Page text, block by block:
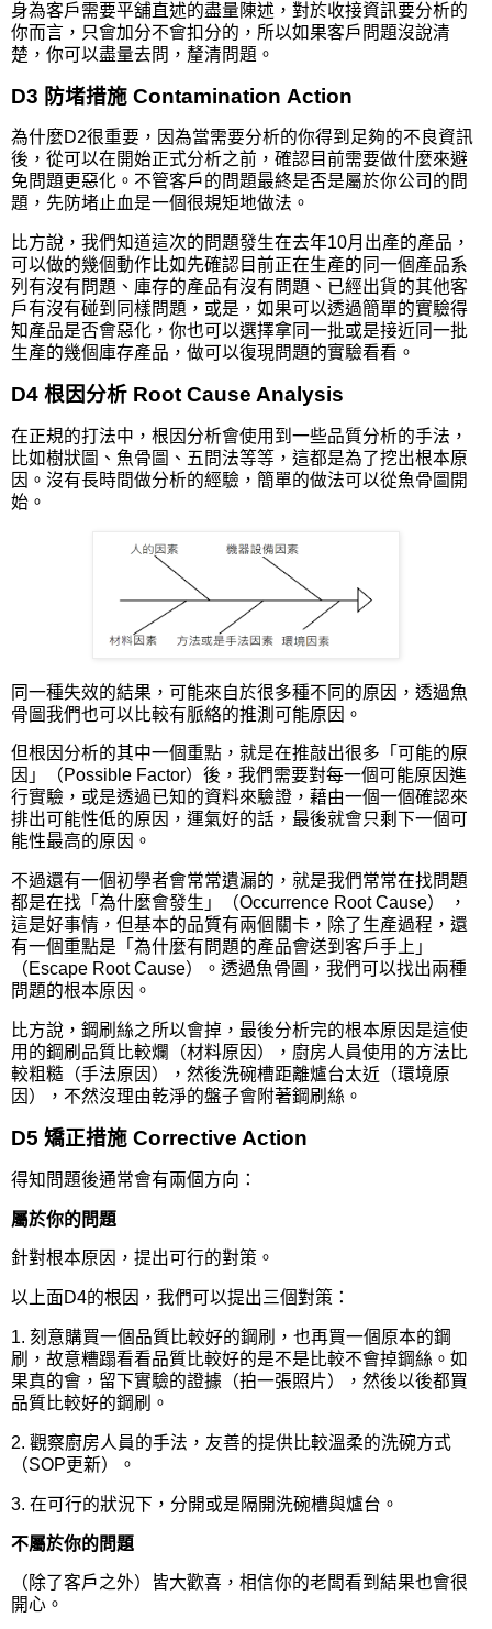
身為客戶需要平舖直述的盡量陳述，對於收接資訊要分析的
你而言，只會加分不會扣分的，所以如果客戶問題沒說清
楚，你可以盡量去問，釐清問題。
D3 防堵措施 Contamination Action
為什麼D2很重要，因為當需要分析的你得到足夠的不良資訊
後，從可以在開始正式分析之前，確認目前需要做什麼來避
免問題更惡化。不管客戶的問題最終是否是屬於你公司的問
題，先防堵止血是一個很規矩地做法。
比方說，我們知道這次的問題發生在去年10月出產的產品，
可以做的幾個動作比如先確認目前正在生產的同一個產品系
列有沒有問題、庫存的產品有沒有問題、已經出貨的其他客
戶有沒有碰到同樣問題，或是，如果可以透過簡單的實驗得
知產品是否會惡化，你也可以選擇拿同一批或是接近同一批
生產的幾個庫存產品，做可以復現問題的實驗看看。
D4 根因分析 Root Cause Analysis
在正規的打法中，根因分析會使用到一些品質分析的手法，
比如樹狀圖、魚骨圖、五問法等等，這都是為了挖出根本原
因。沒有長時間做分析的經驗，簡單的做法可以從魚骨圖開
始。
同一種失效的結果，可能來自於很多種不同的原因，透過魚
骨圖我們也可以比較有脈絡的推測可能原因。
但根因分析的其中一個重點，就是在推敲出很多「可能的原
因」（Possible Factor）後，我們需要對每一個可能原因進
行實驗，或是透過已知的資料來驗證，藉由一個一個確認來
排出可能性低的原因，運氣好的話，最後就會只剩下一個可
能性最高的原因。
不過還有一個初學者會常常遺漏的，就是我們常常在找問題
都是在找「為什麼會發生」（Occurrence Root Cause） ，
這是好事情，但基本的品質有兩個關卡，除了生產過程，還
有一個重點是「為什麼有問題的產品會送到客戶手上」
（Escape Root Cause）。透過魚骨圖，我們可以找出兩種
問題的根本原因。
比方說，鋼刷絲之所以會掉，最後分析完的根本原因是這使
用的鋼刷品質比較爛（材料原因），廚房人員使用的方法比
較粗糙（手法原因），然後洗碗槽距離爐台太近（環境原
因），不然沒理由乾淨的盤子會附著鋼刷絲。
D5 矯正措施 Corrective Action
得知問題後通常會有兩個方向：
屬於你的問題
針對根本原因，提出可行的對策。
以上面D4的根因，我們可以提出三個對策：
1. 刻意購買一個品質比較好的鋼刷，也再買一個原本的鋼
刷，故意糟蹋看看品質比較好的是不是比較不會掉鋼絲。如
果真的會，留下實驗的證據（拍一張照片），然後以後都買
品質比較好的鋼刷。
2. 觀察廚房人員的手法，友善的提供比較溫柔的洗碗方式
（SOP更新）。
3. 在可行的狀況下，分開或是隔開洗碗槽與爐台。
不屬於你的問題
（除了客戶之外）皆大歡喜，相信你的老闆看到結果也會很
開心。